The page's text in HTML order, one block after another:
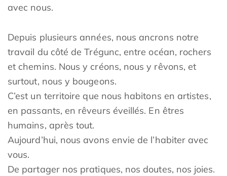
avec nous.
Depuis plusieurs années, nous ancrons notre
travail du côté de Trégunc, entre océan, rochers
et chemins. Nous y créons, nous y rêvons, et
surtout, nous y bougeons.
C’est un territoire que nous habitons en artistes,
en passants, en rêveurs éveillés. En êtres
humains, après tout.
Aujourd’hui, nous avons envie de l’habiter avec
vous.
De partager nos pratiques, nos doutes, nos joies.